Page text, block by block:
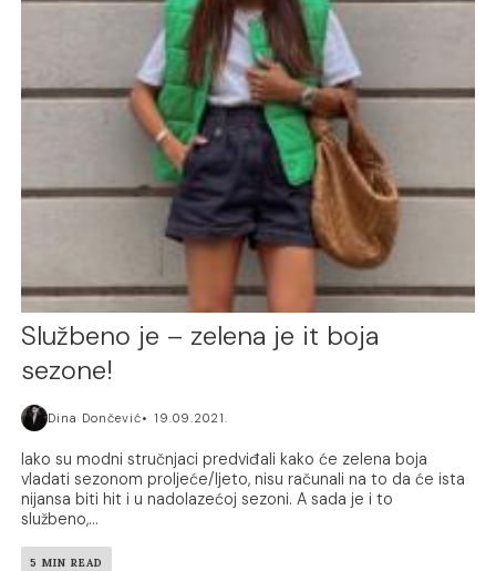
Službeno je – zelena je it boja
sezone!
Dina Dončević 19.09.2021.
Iako su modni stručnjaci predviđali kako će zelena boja
vladati sezonom proljeće/ljeto, nisu računali na to da će ista
nijansa biti hit i u nadolazećoj sezoni. A sada je i to
službeno,...
5 MIN READ